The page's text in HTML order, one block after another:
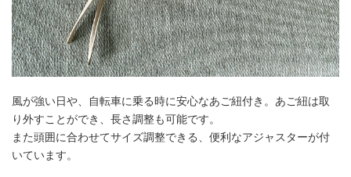
風が強い日や、自転車に乗る時に安心なあご紐付き。あご紐は取
り外すことができ、長さ調整も可能です。
また頭囲に合わせてサイズ調整できる、便利なアジャスターが付
いています。